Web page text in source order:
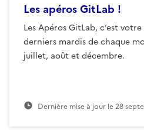
Les apéros GitLab !
Les Apéros GitLab, c’est
derniers mardis de chaque
juillet, août et décembre.
Dernière mise à jour le28